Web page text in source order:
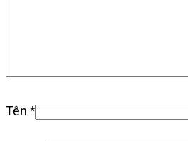
Tên *